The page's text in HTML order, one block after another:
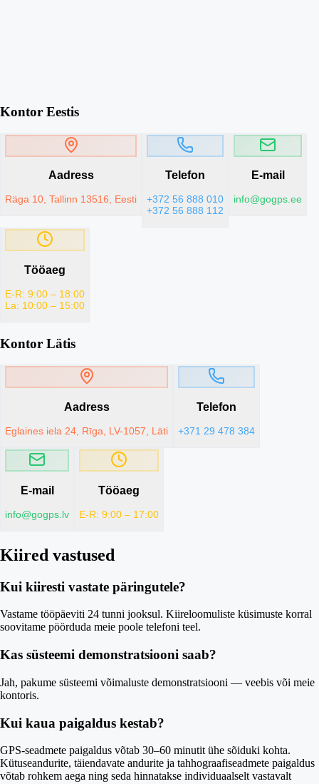
Kontor Eestis
Aadress
Räga 10, Tallinn 13516, Eesti
Telefon
+372 56 888 010
+372 56 888 112
E-mail
info@gogps.ee
Tööaeg
E-R: 9:00 – 18:00
La: 10:00 – 15:00
Kontor Lätis
Aadress
Eglaines iela 24, Rīga, LV-1057, Läti
Telefon
+371 29 478 384
E-mail
info@gogps.lv
Tööaeg
E-R: 9:00 – 17:00
Kiired vastused
Kui kiiresti vastate päringutele?
Vastame tööpäeviti 24 tunni jooksul. Kiireloomuliste küsimuste korral
soovitame pöörduda meie poole telefoni teel.
Kas süsteemi demonstratsiooni saab?
Jah, pakume süsteemi võimaluste demonstratsiooni — veebis või meie
kontoris.
Kui kaua paigaldus kestab?
GPS-seadmete paigaldus võtab 30–60 minutit ühe sõiduki kohta.
Kütuseandurite, täiendavate andurite ja tahhograafiseadmete paigaldus
võtab rohkem aega ning seda hinnatakse individuaalselt vastavalt